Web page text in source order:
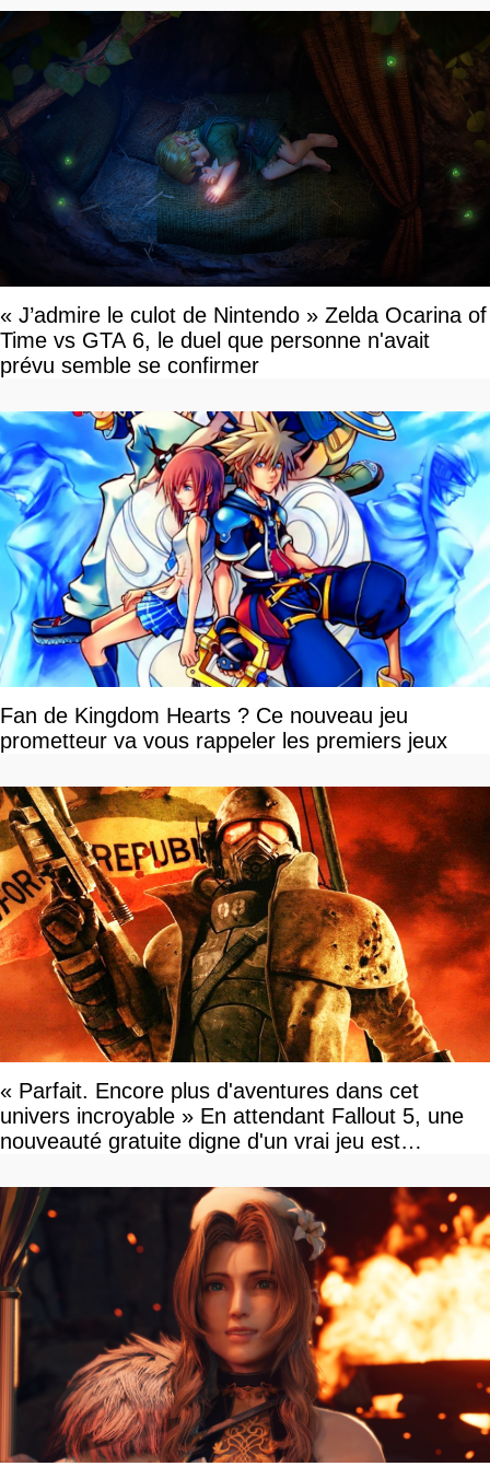
« J’admire le culot de Nintendo » Zelda Ocarina of
Time vs GTA 6, le duel que personne n'avait
prévu semble se confirmer
Fan de Kingdom Hearts ? Ce nouveau jeu
prometteur va vous rappeler les premiers jeux
« Parfait. Encore plus d'aventures dans cet
univers incroyable » En attendant Fallout 5, une
nouveauté gratuite digne d'un vrai jeu est